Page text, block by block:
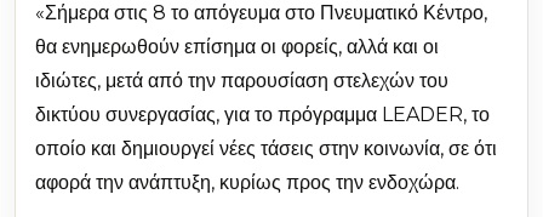
«Σήμερα στις 8 το απόγευμα στο Πνευματικό Κέντρο,
θα ενημερωθούν επίσημα οι φορείς, αλλά και οι
ιδιώτες, μετά από την παρουσίαση στελεχών του
δικτύου συνεργασίας, για το πρόγραμμα LEADER, το
οποίο και δημιουργεί νέες τάσεις στην κοινωνία, σε ότι
αφορά την ανάπτυξη, κυρίως προς την ενδοχώρα.